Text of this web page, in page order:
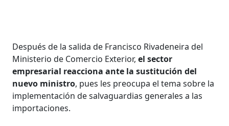
Después de la salida de Francisco Rivadeneira del
Ministerio de Comercio Exterior,el sector
empresarial reacciona ante la sustitución del
nuevo ministro, pues les preocupa el tema sobre la
implementación de salvaguardias generales a las
importaciones.